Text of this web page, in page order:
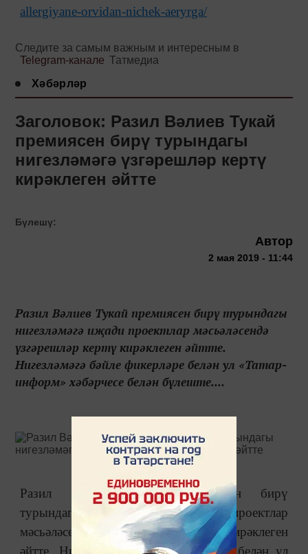
allergiyane-orvidan-nichek-aeryrga/
Следите за самым важным и интересным в
Telegram-канале Татмедиа
Хәбәрләр
Заголовок: Разил Вәлиев Тукай
премиясен бирү турындагы
нигезләмәгә үзгәрешләр кертү
кирәклеген әйтте
Бүлешү:
Автор
2 мая 2019 - 11:44
Разил Вәлиев Тукай премиясен бирү турындагы
нигезләмәгә иҗади проектлар мәсьәләсендә
үзгәрешләр кертү кирәклеген әйтте.
Нигезләмәгә бәйле фикерләре белән ул «Татар-
информ» хәбәрчесе белән бүлеште....
Разил Вәлиев Тукай премиясен бирү
турындагы нигезләмәгә иҗади проектлар
мәсьәләсендә үзгәрешләр кертү кирәклеген
әйтте. Нигезләмәгә бәйле фикерләре белән ул